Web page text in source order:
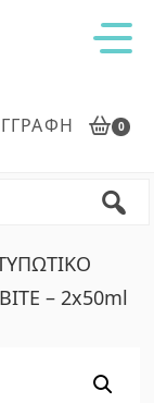
0
– 2x50ml